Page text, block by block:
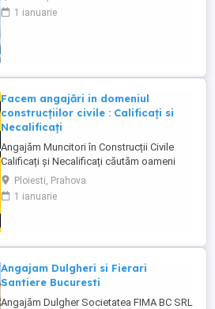
transport; cazare pentru salariatii din
provincie; Ne situam pe platforma
1 ianuarie
Facem angajări in domeniul
construcțiilor civile : Calificați si
Necalificați
Angajăm Muncitori în Construcții Civile
Calificați și Necalificați căutăm oameni
serioși, responsabili și implicați pentru
lucrări de calitate. Posturi disponibile:
Muncitori Calificați Polivalenți (cu
cunoștințe de bază ...
Ploiesti, Prahova
1 ianuarie
Angajam Dulgheri si Fierari
Santiere Bucuresti
Angajăm Dulgher Societatea FIMA BC SRL